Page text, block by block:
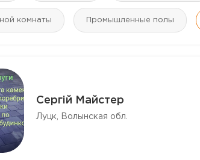
комнаты Промышленные полы
Сергій Майстер
Луцк, Волынская обл.